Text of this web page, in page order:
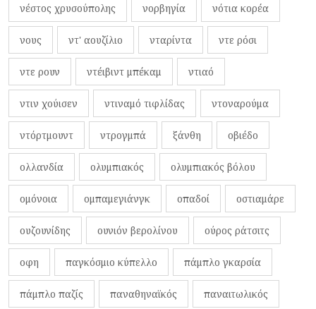
νέστος χρυσούπολης νορβηγία νότια κορέα
νους ντ' αουζίλιο νταρίντα ντε ρόσι
ντε ρουν ντέιβιντ μπέκαμ ντιαό
ντιν χούισεν ντιναμό τιφλίδας ντοναρούμα
ντόρτμουντ ντρογμπά ξάνθη οβιέδο
ολλανδία ολυμπιακός ολυμπιακός βόλου
ομόνοια ομπαμεγιάνγκ οπαδοί οστιαμάρε
ουζουνίδης ουνιόν βερολίνου ούρος ράτσιτς
οφη παγκόσμιο κύπελλο πάμπλο γκαρσία
πάμπλο παζίς παναθηναϊκός παναιτωλικός